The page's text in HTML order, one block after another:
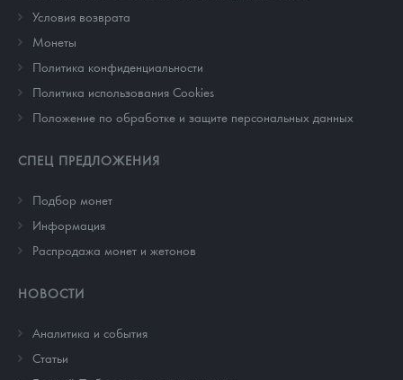
Условия возврата
Монеты
Политика конфиденциальности
Политика использования Cookies
Положение по обработке и защите персональных данных
СПЕЦ ПРЕДЛОЖЕНИЯ
Подбор монет
Информация
Распродажа монет и жетонов
НОВОСТИ
Аналитика и события
Cтатьи